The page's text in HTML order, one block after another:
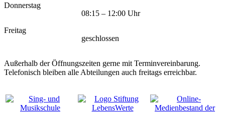
Donnerstag
08:15 – 12:00 Uhr
Freitag
geschlossen
Außerhalb der Öffnungszeiten gerne mit Terminvereinbarung.
Telefonisch bleiben alle Abteilungen auch freitags erreichbar.